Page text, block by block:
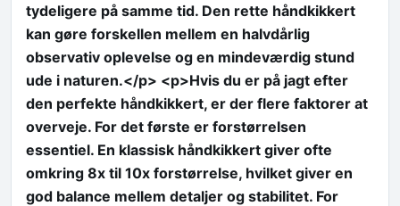
tydeligere på samme tid. Den rette håndkikkert
kan gøre forskellen mellem en halvdårlig
observativ oplevelse og en mindeværdig stund
ude i naturen.</p> <p>Hvis du er på jagt efter
den perfekte håndkikkert, er der flere faktorer at
overveje. For det første er forstørrelsen
essentiel. En klassisk håndkikkert giver ofte
omkring 8x til 10x forstørrelse, hvilket giver en
god balance mellem detaljer og stabilitet. For